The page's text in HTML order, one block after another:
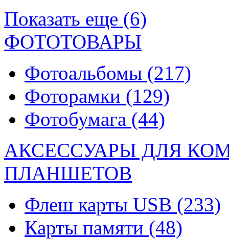
Показать еще (6)
ФОТОТОВАРЫ
Фотоальбомы (217)
Фоторамки (129)
Фотобумага (44)
АКСЕССУАРЫ ДЛЯ
ПЛАНШЕТОВ
Флеш карты USB (233)
Карты памяти (48)